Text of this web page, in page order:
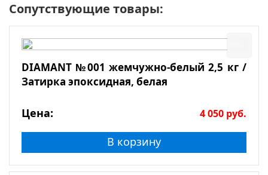
Сопутствующие товары:
DIAMANT №001 жемчужно-белый 2,5 кг /
Затирка эпоксидная, белая
Цена: 4 050 руб.
В корзину